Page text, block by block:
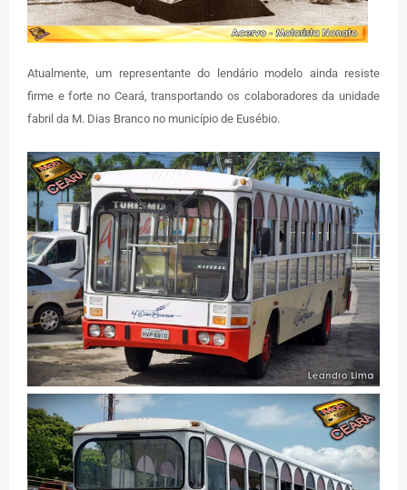
Atualmente, um representante do lendário modelo ainda resiste
firme e forte no Ceará, transportando os colaboradores da unidade
fabril da M. Dias Branco no município de Eusébio.